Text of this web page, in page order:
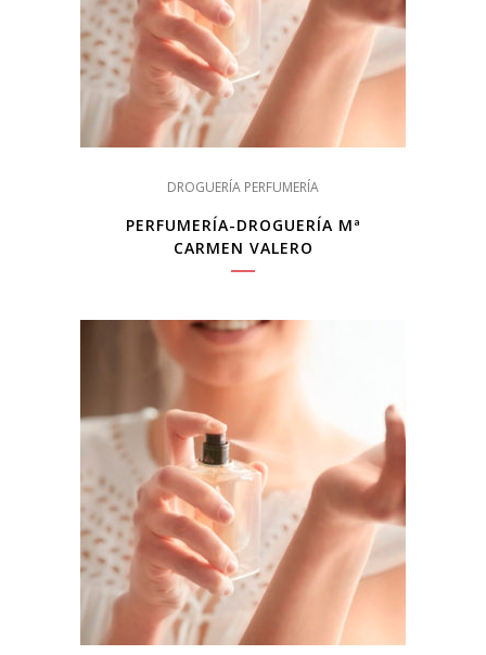
DROGUERÍA PERFUMERÍA
PERFUMERÍA-DROGUERÍA Mª
CARMEN VALERO